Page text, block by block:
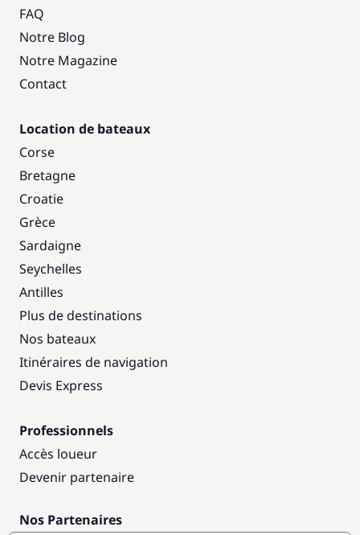
FAQ
Notre Blog
Notre Magazine
Contact
Location de bateaux
Corse
Bretagne
Croatie
Grèce
Sardaigne
Seychelles
Antilles
Plus de destinations
Nos bateaux
Itinéraires de navigation
Devis Express
Professionnels
Accès loueur
Devenir partenaire
Nos Partenaires